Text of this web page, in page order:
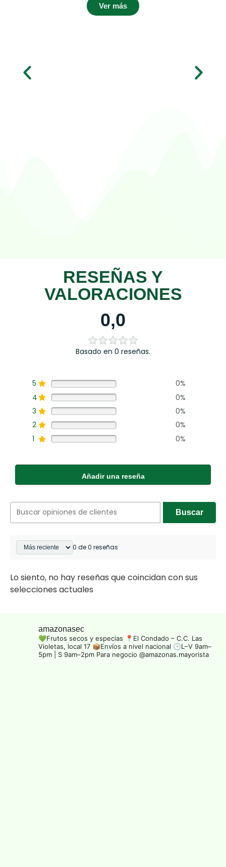
Ver más
RESEÑAS Y
VALORACIONES
0,0
Basado en 0 reseñas.
5
0%
4
0%
3
0%
2
0%
1
0%
Añadir una reseña
Buscar
0 de 0 reseñas
Lo siento, no hay reseñas que coincidan con sus
selecciones actuales
amazonasec
💚Frutos secos y especias 📍El Condado – C.C. Las
Violetas, local 17 📦Envíos a nivel nacional 🕒L–V 9am–
5pm | S 9am–2pm Para negocio @amazonas.mayorista